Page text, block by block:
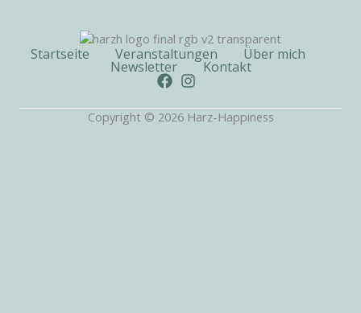
Startseite Veranstaltungen Über mich
Newsletter Kontakt
Copyright © 2026 Harz-Happiness